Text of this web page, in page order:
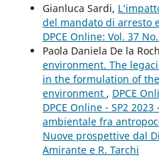
Gianluca Sardi,
del mandato di arresto
DPCE Online: Vol. 37
Paola Daniela De la
environment. The
in the formulation of
environment , DPCE
DPCE Online - SP2
ambientale fra
Nuove prospettive dal
Amirante e R. Tarchi